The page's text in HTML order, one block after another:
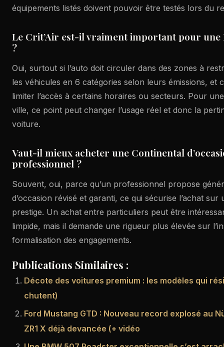
équipements listés doivent pouvoir être testés lors du
Le Crit’Air est-il vraiment important pour une
?
Oui, surtout si l’auto doit circuler dans des zones à
les véhicules en 6 catégories selon leurs émissions, et
limiter l’accès à certains horaires ou secteurs. Pour
ville, ce point peut changer l’usage réel et donc la
voiture.
Vaut-il mieux acheter une Continental
professionnel ?
Souvent, oui, parce qu’un professionnel propose
d’occasion révisé et garanti, ce qui sécurise l’achat sur
prestige. Un achat entre particuliers peut être
limpide, mais il demande une rigueur plus élevée sur
formalisation des engagements.
Publications Similaires :
Décote des voitures premium : les modèles qui
chutent)
Ford Mustang GTD : Nouveau record explosé au
ZR1 X déjà devancée (+ vidéo